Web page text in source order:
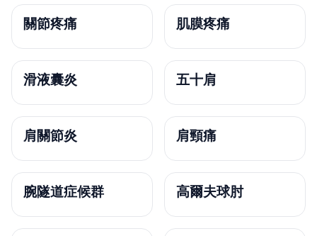
關節疼痛 肌膜疼痛
滑液囊炎 五十肩
肩關節炎 肩頸痛
腕隧道症候群 高爾夫球肘